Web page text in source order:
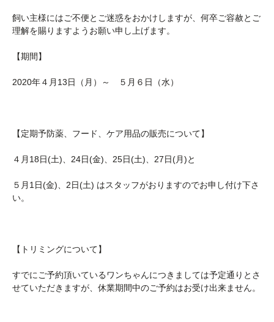
飼い主様にはご不便とご迷惑をおかけしますが、何卒ご容赦とご
理解を賜りますようお願い申し上げます。
【期間】
2020年４月13日（月）～ ５月６日（水）
【定期予防薬、フード、ケア用品の販売について】
４月18日(土)、24日(金)、25日(土)、27日(月)と
５月1日(金)、2日(土) はスタッフがおりますのでお申し付け下さ
い。
【トリミングについて】
すでにご予約頂いているワンちゃんにつきましては予定通りとさ
せていただきますが、休業期間中のご予約はお受け出来ません。